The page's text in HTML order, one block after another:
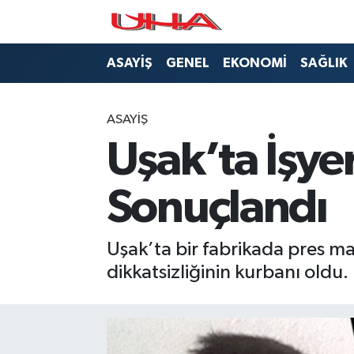
ASAYİŞ GENEL EKONOMİ SAĞLIK
ASAYİŞ
Uşak’ta
Sonuçlandı
Uşak’ta bir fabrikada pres
dikkatsizliğinin kurbanı oldu.
LEZETLERİMİZ
Nöbetçi Eczaneler
Namaz Vakitleri
Puan Durumu ve Fikstür
Tüm Manşetler